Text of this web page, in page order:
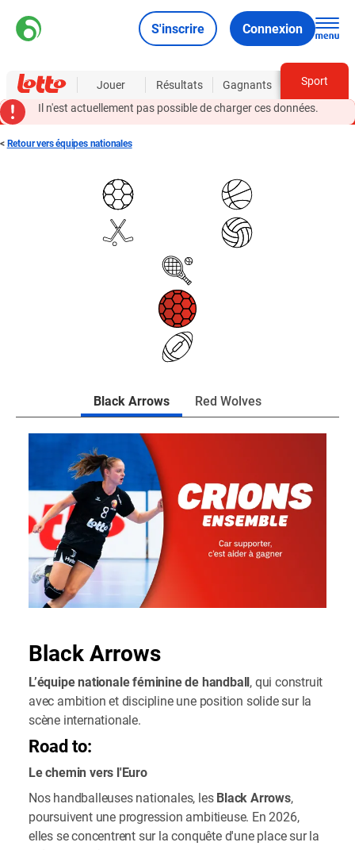
S'inscrire Connexion
À propos Jouer Résultats Gagnants
Sport
Il n'est actuellement pas possible de charger ces données.
<Retour vers équipes nationales
Black Arrows Red Wolves
Black Arrows
L’équipe nationale féminine de handball, qui construit
avec ambition et discipline une position solide sur la
scène internationale.
Road to:
Le chemin vers l'Euro
Nos handballeuses nationales, lesBlack Arrows,
poursuivent une progression ambitieuse. En 2026,
elles se concentrent sur la conquête d'une place sur la